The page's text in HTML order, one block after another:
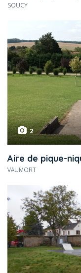
SOUCY
2
Aire de pique-
VAUMORT